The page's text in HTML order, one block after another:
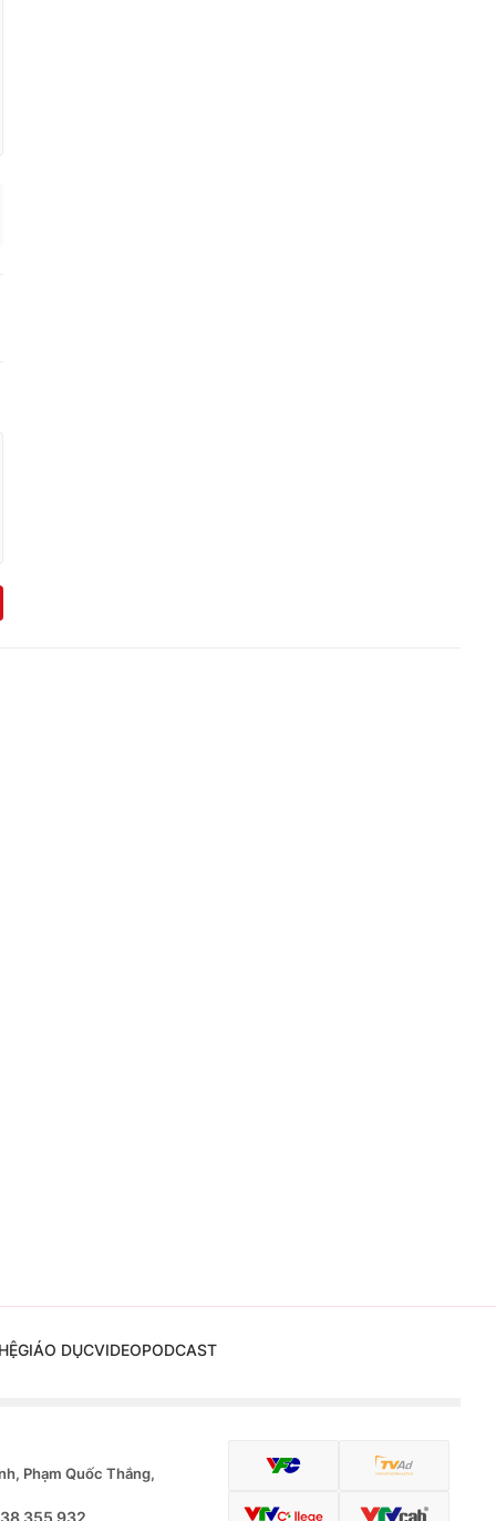
GIÁO DỤCVIDEOPODCAST
Phạm Quốc Thắng,
355 932